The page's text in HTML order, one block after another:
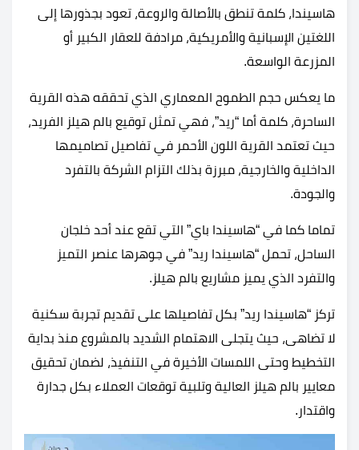
هاسيندا، كلمة تنطق بالأصالة والروعة، تعود بجذورها إلى
اللغتين الإسبانية والأمريكية، مرادفة للعقار الكبير أو
المزرعة الواسعة.
ما يعكس حجم الطموح المعماري الذي تحققه هذه القرية
الساحرة، كلمة أما “ريد”، فهي تمثل توقيع بالم هيلز الفريد،
حيث تعتمد القرية اللون الأحمر في تفاصيل تصاميمها
الداخلية والخارجية، مبرزة بذلك التزام الشركة بالتفرد
والجودة.
تماما كما في “هاسيندا باي” التي تقع عند أحد خلجان
الساحل، تحمل “هاسيندا ريد” في جوهرها عنصر التميز
والتفرد الذي يميز مشاريع بالم هيلز.
تركز “هاسيندا ريد” بكل تفاصيلها على تقديم تجربة سكنية
لا تضاهى، حيث يتجلى الاهتمام الشديد بالمشروع منذ بداية
التخطيط وحتى اللمسات الأخيرة في التنفيذ، لضمان تحقيق
معايير بالم هيلز العالية وتلبية توقعات العملاء بكل جدارة
واقتدار.